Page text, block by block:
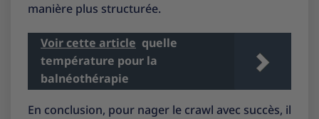
manière plus structurée.
Voir cette article quelle
température pour la
balnéothérapie
En conclusion, pour nager le crawl avec succès, il